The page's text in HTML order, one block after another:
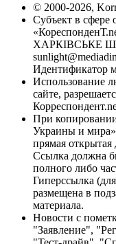
© 2000-2026,
Субъект в сфере
ХАРКІВСЬКЕ
Идентификатор
Использование
сайте,
При
Украины и
прямая открытая
Ссылка должна
полного либо
Гиперссылка
размещена в
материала.
Новости с
"Заявление",